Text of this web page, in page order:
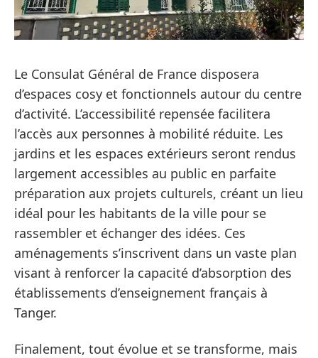
Le Consulat Général de France disposera
d’espaces cosy et fonctionnels autour du centre
d’activité. L’accessibilité repensée facilitera
l’accès aux personnes à mobilité réduite. Les
jardins et les espaces extérieurs seront rendus
largement accessibles au public en parfaite
préparation aux projets culturels, créant un lieu
idéal pour les habitants de la ville pour se
rassembler et échanger des idées. Ces
aménagements s’inscrivent dans un vaste plan
visant à renforcer la capacité d’absorption des
établissements d’enseignement français à
Tanger.
Finalement, tout évolue et se transforme, mais